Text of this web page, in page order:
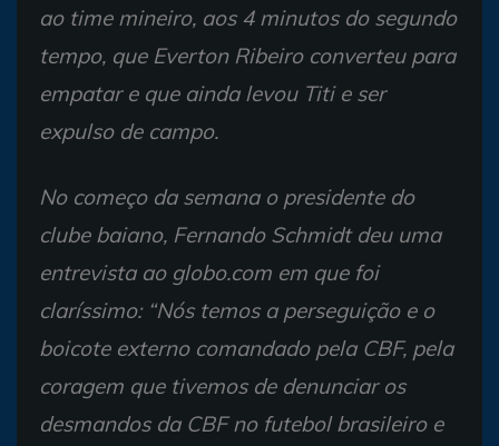
ao time mineiro, aos 4 minutos do segundo
tempo, que Everton Ribeiro converteu para
empatar e que ainda levou Titi e ser
expulso de campo.
No começo da semana o presidente do
clube baiano, Fernando Schmidt deu uma
entrevista ao globo.com em que foi
claríssimo: “Nós temos a perseguição e o
boicote externo comandado pela CBF, pela
coragem que tivemos de denunciar os
desmandos da CBF no futebol brasileiro e